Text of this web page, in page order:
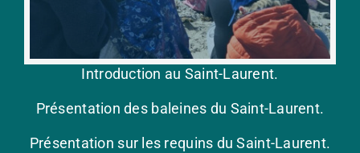
Introduction au Saint-Laurent.
Présentation des baleines du Saint-Laurent.
Présentation sur les requins du Saint-Laurent.